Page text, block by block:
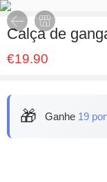
Calça de
€19.90
🎁 Ganhe 19